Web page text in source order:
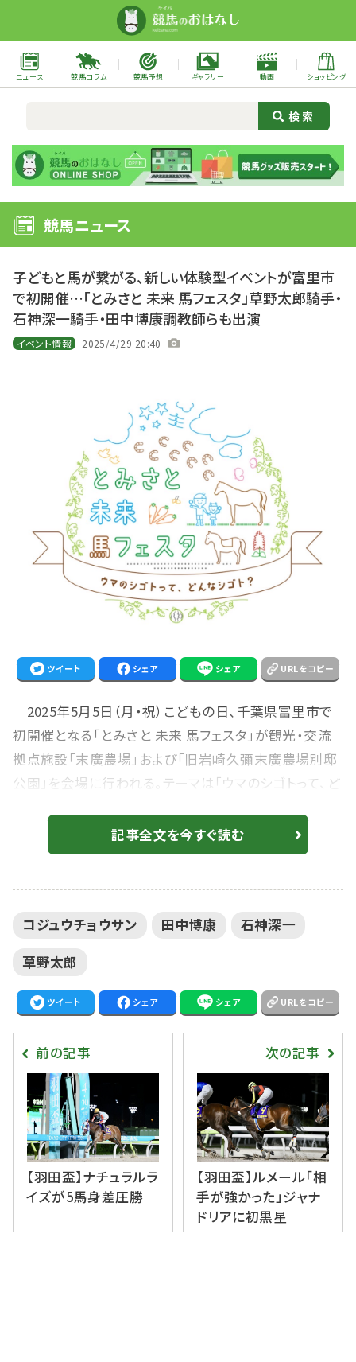
ニュース 競馬コラム 競馬予想 ギャラリー 動画 ショッピング
競馬ニュース
子どもと馬が繋がる、新しい体験型イベントが富里市
で初開催…「とみさと 未来 馬フェスタ」草野太郎騎手・
石神深一騎手・田中博康調教師らも出演
イベント情報 2025/4/29 20:40
ツイート シェア シェア URLをコピー
2025年5月5日（月・祝）こどもの日、千葉県富里市で
初開催となる「とみさと 未来 馬フェスタ」が観光・交流
拠点施設「末廣農場」および「旧岩崎久彌末廣農場別邸
公園」を会場に行われる。テーマは「ウマのシゴトって、ど
れる・まなぶ・あそぶ」を一度に体験できるユニークなイ
ベントとなっている。 目玉は、厩務員や装蹄師、獣医
や専門学校、地元企業の全面サポートで展...
記事全文を今すぐ読む
コジュウチョウサン 田中博康
石神深一
草野太郎
ツイート シェア シェア URLをコピー
前の記事
【羽田盃】ナチュラルラ
イズが5馬身差圧勝
次の記事
【羽田盃】ルメール「相
手が強かった」ジャナ
ドリアに初黒星